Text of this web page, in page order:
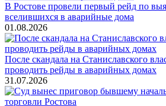
В Ростове провели первый рейд по
вселившихся в аварийные дома
01.08.2026
После скандала на Станиславского
проводить рейды в аварийных домах
31.07.2026